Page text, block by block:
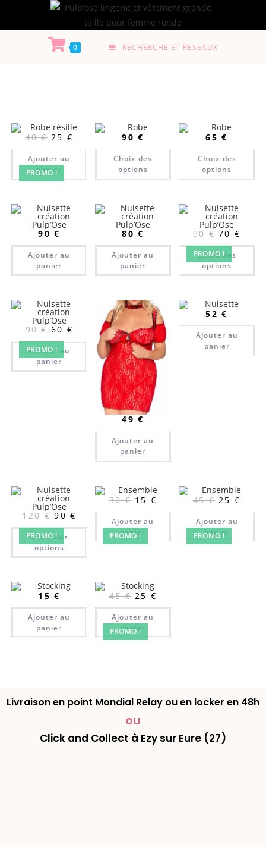
0 RECHERCHE ET RESEAUX
PROMO !
40€ 25 €
Ajouter au
panier
90€
Choix des
options
65€
Choix des
options
90€
Ajouter au
panier
80€
Ajouter au
panier
PROMO !
90€ 70€
Choix des
options
PROMO !
90€ 60 €
Ajouter au
panier
49€
Ajouter au
panier
52€
Ajouter au
panier
PROMO !
120€ 90€
Choix des
options
PROMO !
30€ 15€
Ajouter au
panier
PROMO !
45€ 25€
Ajouter au
panier
15€
Ajouter au
panier
PROMO !
45€ 25€
Ajouter au
panier
Livraison en point Mondial Relay ou en locker en 48h
ou
Click and Collect à Ezy sur Eure (27)